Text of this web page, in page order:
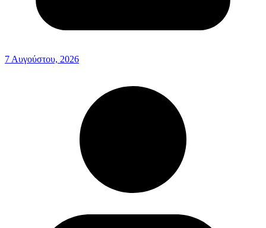
7 Αυγούστου, 2026